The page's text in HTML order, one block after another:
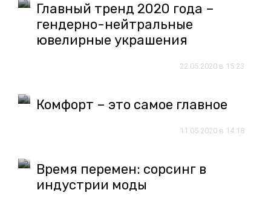
Главный тренд 2020 года –
гендерно-нейтральные
ювелирные украшения
22.05.2020 в 15:23
Комфорт – это самое главное
11.05.2020 в 14:18
Время перемен: сорсинг в
индустрии моды